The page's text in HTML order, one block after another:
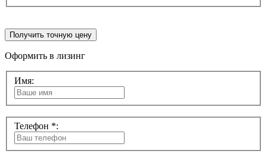
Получить точную цену
Оформить в лизинг
Имя:
Телефон *: